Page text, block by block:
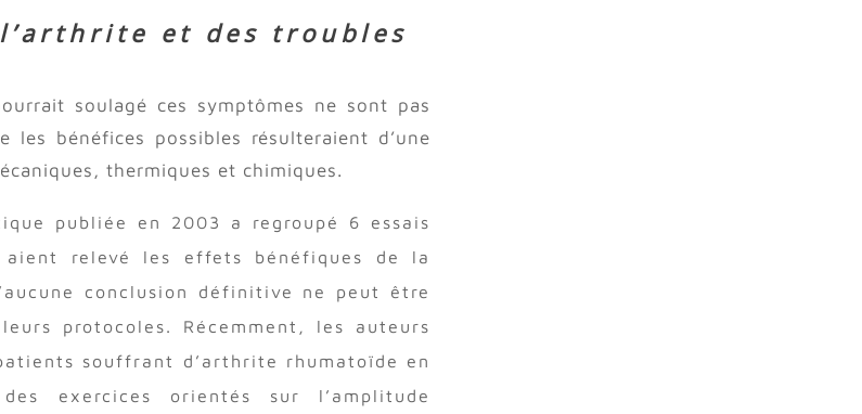
et des troubles
soulagé ces symptômes ne sont pas
les bénéfices possibles résulteraient d’une
thermiques et chimiques.
publiée en 2003 a regroupé 6 essais
relevé les effets bénéfiques de la
conclusion définitive ne peut être
protocoles. Récemment, les auteurs
souffrant d’arthrite rhumatoïde en
exercices orientés sur l’amplitude